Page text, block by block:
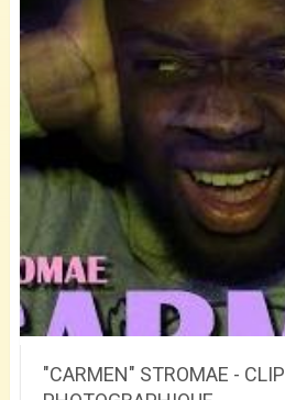
"CARMEN" STROMAE - CLIP